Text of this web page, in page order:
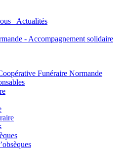
Actualités
Funéraire Normande